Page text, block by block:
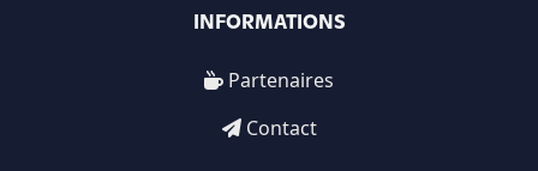
INFORMATIONS
Partenaires
Contact